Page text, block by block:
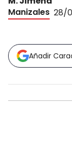
Manizales 28/
Añadir